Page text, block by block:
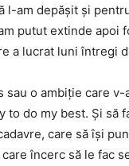
l-am depășit și
putut extinde apoi
a lucrat luni întregi
sau o ambiție care
to do my best. Și să
care să își
încerc să le fac